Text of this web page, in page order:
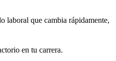
laboral que cambia rápidamente,
en tu carrera.